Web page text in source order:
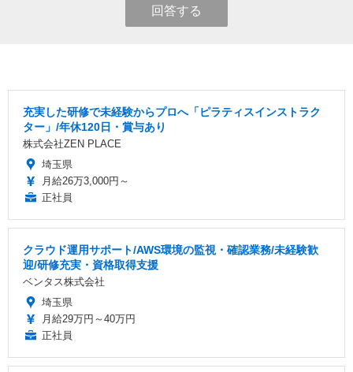
回答する
充実した研修で未経験からプロへ「ピラティスインストラク
ター」/年休120日・賞与あり
株式会社ZEN PLACE
埼玉県
月給26万3,000円～
正社員
クラウド運用サポート/AWS環境の監視・確認業務/未経験歓
迎/研修充実・資格取得支援
ベンタス株式会社
埼玉県
月給29万円～40万円
正社員